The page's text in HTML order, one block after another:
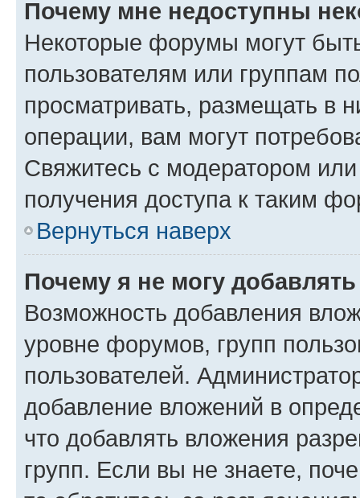
Почему мне недоступны
Некоторые форумы могут
пользователям или группам
просматривать, размещать в
операции, вам могут
Свяжитесь с модератором
получения доступа к таким
Вернуться наверх
Почему я не могу
Возможность добавления
уровне форумов, групп
пользователей.
добавление вложений в
что добавлять вложения
групп. Если вы не знаете,